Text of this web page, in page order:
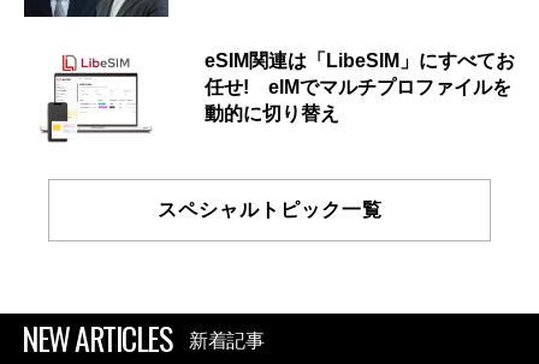
eSIM関連は「LibeSIM」にすべてお
任せ! eIMでマルチプロファイルを
動的に切り替え
スペシャルトピック一覧
NEW ARTICLES 新着記事